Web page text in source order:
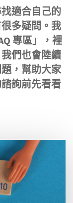
適合自己的
多疑問。我
專區」，裡
們也會陸續
，幫助大家
詢前先看看